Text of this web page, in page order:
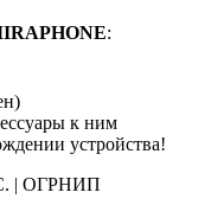
:
к ним
устройства!
| ОГРНИП